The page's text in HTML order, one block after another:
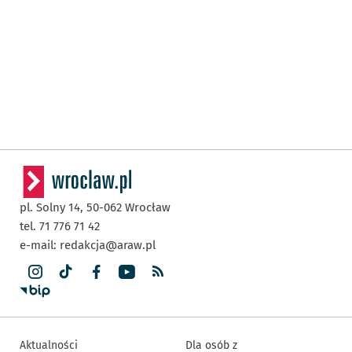
pl. Solny 14, 50-062 Wrocław
tel. 71 776 71 42
e-mail: redakcja@araw.pl
Aktualności Dla osób z